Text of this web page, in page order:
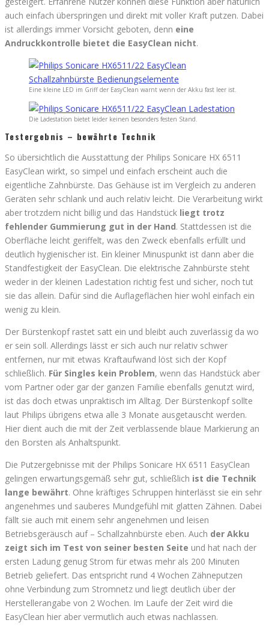
auch einfach überspringen und direkt mit voller Kraft putzen. Dabei
ist allerdings immer Vorsicht geboten, denn eine
Andruckkontrolle bietet die EasyClean nicht.
Eine kleine LED im Griff der EasyClean warnt wenn der Akku fast leer ist.
Die Ladestation bietet leider keinen besonders festen Stand.
Testergebnis – bewährte Technik
So übersichtlich die Ausstattung der Philips Sonicare HX 6511
EasyClean wirkt, so simpel und einfach erscheint auch die
eigentliche Zahnbürste. Das Gehäuse ist im Vergleich zu anderen
Geräten sehr schlank und auch relativ leicht. Die Verarbeitung wirkt
aber trotzdem nicht billig und das Handstück liegt trotz
fehlender Gummierung gut in der Hand. Stattdessen ist die
Oberfläche leicht geriffelt, was den Zweck ebenfalls erfüllt und
deutlich hygienischer ist. Ein kleiner Minuspunkt ist dann aber die
Standfestigkeit der EasyClean. Die elektrische Zahnbürste steht
weder in der kleinen Ladestation richtig fest und sicher, noch tut
sie das allein. Dafür sind die Auflageflächen hier wohl einfach ein
wenig zu klein.
Der Bürstenkopf rastet satt ein und bleibt auch zuverlässig da wo
er sein soll. Allerdings lässt er sich auch nur relativ schwer
entfernen, nur mit etwas Kraftaufwand löst sich der Kopf
schließlich. Für Singles kein Problem, wenn das Handstück aber
vom Partner oder gar der ganzen Familie ebenfalls genutzt wird,
ist das doch etwas unpraktisch im Alltag. Der Bürstenkopf sollte
laut Philips übrigens etwa alle 3 Monate ausgetauscht werden.
Hier dient auch die mit der Zeit verblassende blaue Markierung an
den Borsten als Anhaltspunkt.
Die Putzergebnisse mit der Philips Sonicare HX 6511 EasyClean
gelingen erwartungsgemäß sehr gut, schließlich ist die Technik
lange bewährt. Ohne kräftiges Schruppen hinterlässt sie ein sehr
angenehmes und sauberes Mundgefühl mit glatten Zähnen. Dabei
fällt sie auch mit einem sehr angenehmen und leisen
Betriebsgeräusch auf – Schallzahnbürste eben. Auch der Akku
zeigt sich im Test von seiner besten Seite und hat nach der
ersten Ladung genug Strom für etwas mehr als 200 Minuten
Betrieb geliefert. Das entspricht rund 4 Wochen Zähneputzen
ohne Verbindung zum Stromnetz und liegt deutlich über der
Herstellerangabe von 2 Wochen. Im Laufe der Zeit wird die
EasyClean hier aber vermutlich auch etwas nachlassen.